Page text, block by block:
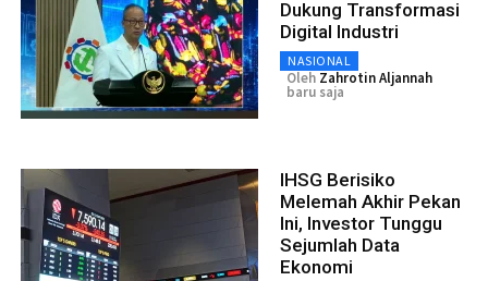
Dukung Transformasi
Digital Industri
NASIONAL
Oleh Zahrotin Aljannah
baru saja
IHSG Berisiko
Melemah Akhir Pekan
Ini, Investor Tunggu
Sejumlah Data
Ekonomi